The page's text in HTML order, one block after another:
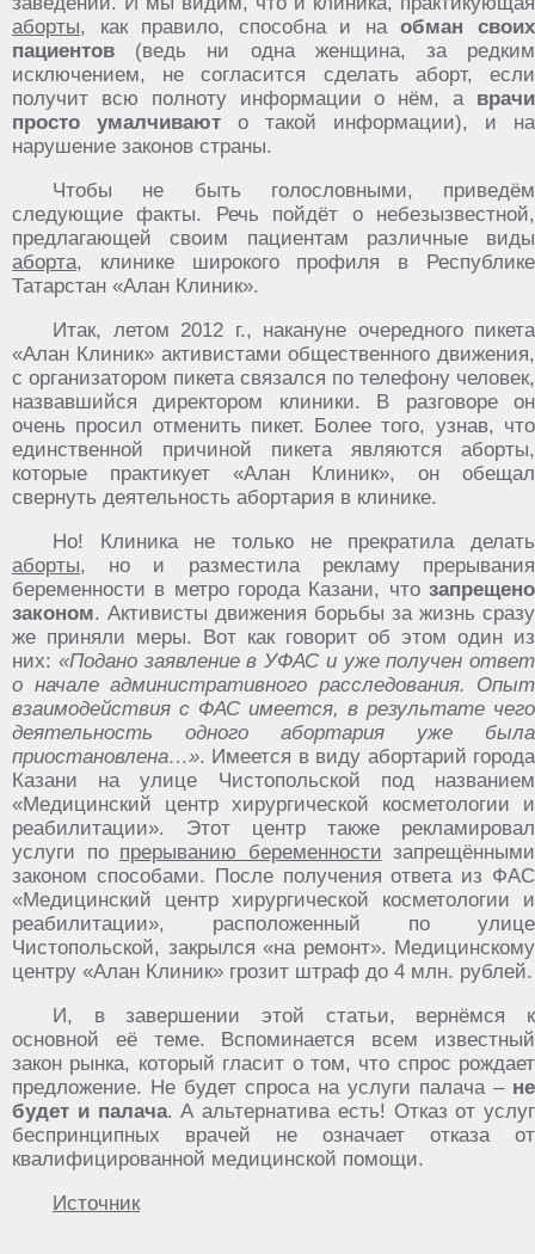
аборты, как правило, способна и наобман своих
пациентов (ведь ни одна женщина, за редким
исключением, не согласится сделать аборт, если
получит всю полноту информации о нём, а врачи
просто умалчивают о такой информации), и на
нарушение законов страны.
Чтобы не быть голословными, приведём
следующие факты. Речь пойдёт о небезызвестной,
предлагающей своим пациентам различные виды
аборта, клинике широкого профиля в Республике
Татарстан «Алан Клиник».
Итак, летом 2012 г., накануне очередного пикета
«Алан Клиник» активистами общественного движения,
с организатором пикета связался по телефону человек,
назвавшийся директором клиники. В разговоре он
очень просил отменить пикет. Более того, узнав, что
единственной причиной пикета являются аборты,
которые практикует «Алан Клиник», он обещал
свернуть деятельность абортария в клинике.
Но! Клиника не только не прекратила делать
аборты, но и разместила рекламу прерывания
беременности в метро города Казани, что запрещено
законом. Активисты движения борьбы за жизнь сразу
же приняли меры. Вот как говорит об этом один из
них: «Подано заявление в УФАС и уже получен ответ
о начале административного расследования. Опыт
взаимодействия с ФАС имеется, в результате чего
деятельность одного абортария уже была
приостановлена…». Имеется в виду абортарий города
Казани на улице Чистопольской под названием
«Медицинский центр хирургической косметологии и
реабилитации». Этот центр также рекламировал
услуги по прерыванию беременности запрещёнными
законом способами. После получения ответа из ФАС
«Медицинский центр хирургической косметологии и
реабилитации», расположенный по улице
Чистопольской, закрылся «на ремонт». Медицинскому
центру «Алан Клиник» грозит штраф до 4 млн. рублей.
И, в завершении этой статьи, вернёмся к
основной её теме. Вспоминается всем известный
закон рынка, который гласит о том, что спрос рождает
предложение. Не будет спроса на услуги палача – не
будет и палача. А альтернатива есть! Отказ от услуг
беспринципных врачей не означает отказа от
квалифицированной медицинской помощи.
Источник